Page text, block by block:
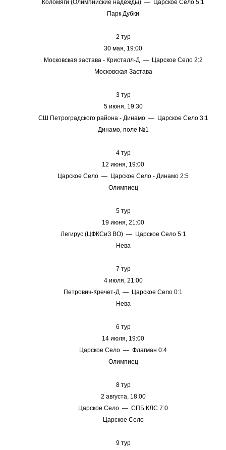
Коломяги (Олимпийские надежды) — Царское Село 5:1
Парк Дубки
2 тур
30 мая, 19:00
Московская застава - Кристалл-Д — Царское Село 2:2
Московская Застава
3 тур
5 июня, 19:30
СШ Петроградского района - Динамо — Царское Село 3:1
Динамо, поле №1
4 тур
12 июня, 19:00
Царское Село — Царское Село - Динамо 2:5
Олимпиец
5 тур
19 июня, 21:00
Легирус (ЦФКСиЗ ВО) — Царское Село 5:1
Нева
7 тур
4 июля, 21:00
Петрович-Кречет-Д — Царское Село 0:1
Нева
6 тур
14 июля, 19:00
Царское Село — Флагман 0:4
Олимпиец
8 тур
2 августа, 18:00
Царское Село — СПБ КЛС 7:0
Царское Село
9 тур